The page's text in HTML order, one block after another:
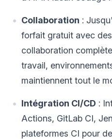
Collaboration :
forfait gratuit avec
collaboration
travail,
maintiennent tout le
Intégration CI/CD :
Actions, GitLab CI,
plateformes CI pour